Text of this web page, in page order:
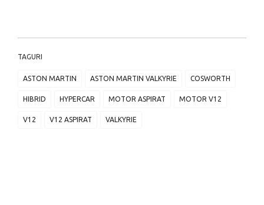
TAGURI
ASTON MARTIN ASTON MARTIN VALKYRIE COSWORTH
HIBRID HYPERCAR MOTOR ASPIRAT MOTOR V12
V12 V12 ASPIRAT VALKYRIE